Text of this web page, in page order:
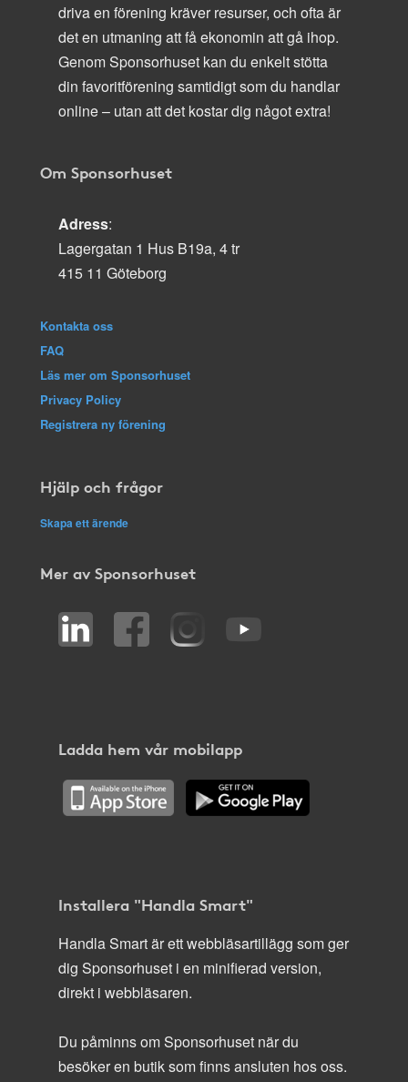
driva en förening kräver resurser, och ofta är
det en utmaning att få ekonomin att gå ihop.
Genom Sponsorhuset kan du enkelt stötta
din favoritförening samtidigt som du handlar
online – utan att det kostar dig något extra!
Om Sponsorhuset
Adress:
Lagergatan 1 Hus B19a, 4 tr
415 11 Göteborg
Kontakta oss
FAQ
Läs mer om Sponsorhuset
Privacy Policy
Registrera ny förening
Hjälp och frågor
Skapa ett ärende
Mer av Sponsorhuset
Ladda hem vår mobilapp
Installera "Handla Smart"
Handla Smart är ett webbläsartillägg som ger
dig Sponsorhuset i en minifierad version,
direkt i webbläsaren.
Du påminns om Sponsorhuset när du
besöker en butik som finns ansluten hos oss.